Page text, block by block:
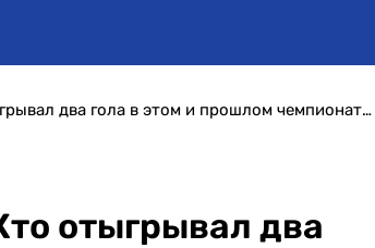
Свежая перепись камбэков. Кто отыгрывал два гола в этом и прошлом чемпионатах Украины
отыгрывал два